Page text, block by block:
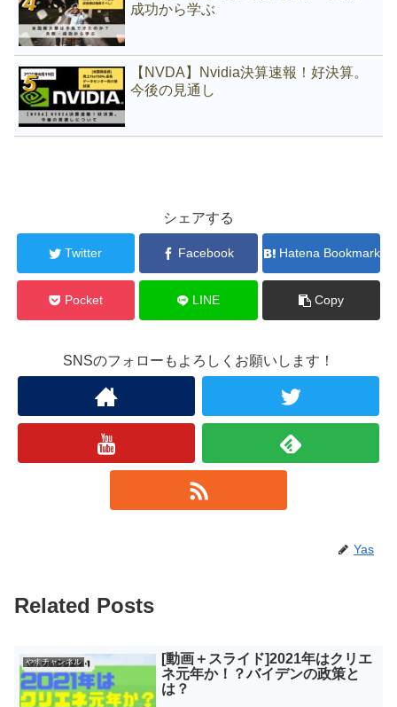
成功から学ぶ
【NVDA】Nvidia決算速報！好決算。
今後の見通し
シェアする
Twitter Facebook Hatena Bookmark
Pocket LINE Copy
SNSのフォローもよろしくお願いします！
Yas
Related Posts
やすチャンネル
[動画＋スライド]2021年はクリエ
ネ元年か！？バイデンの政策と
は？